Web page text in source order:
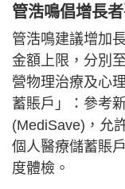
管浩鳴倡增長
管浩鳴建議增加
金額上限，分別
營物理治療及心
蓄賬戶」：參考
(MediSave)，允
個人醫療儲蓄賬
度體檢。